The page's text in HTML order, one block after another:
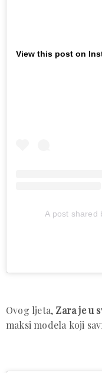
View this post on
A post shared
Ovog ljeta, Zara je u
maksi modela koji